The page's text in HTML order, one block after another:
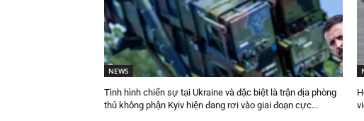
NEWS
Tình hình chiến sự tại Ukraine và đặc biệt là trận địa phòng
thủ không phận Kyiv hiện đang rơi vào giai đoạn cực...